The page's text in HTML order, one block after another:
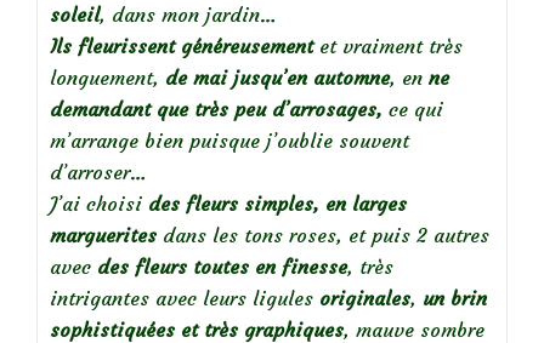
soleil, dans mon jardin…
Ils fleurissent généreusementet vraiment très
longuement, de mai jusqu’en automne, en ne
demandant que très peu d’arrosages, ce qui
m’arrange bien puisque j’oublie souvent
d’arroser…
J’ai choisi des fleurs simples, en larges
marguerites dans les tons roses, et puis 2 autres
avec des fleurs toutes en finesse, très
intrigantes avec leurs ligules originales, un brin
sophistiquées et très graphiques, mauve sombre